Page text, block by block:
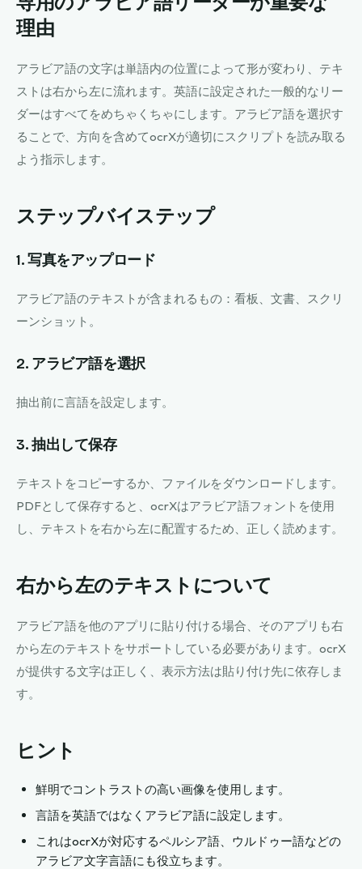
理由
アラビア語の文字は単語内の位置によって形が変わり、テキ
ストは右から左に流れます。英語に設定された一般的なリー
ダーはすべてをめちゃくちゃにします。アラビア語を選択す
ることで、方向を含めてocrXが適切にスクリプトを読み取る
よう指示します。
ステップバイステップ
1. 写真をアップロード
アラビア語のテキストが含まれるもの：看板、文書、スクリ
ーンショット。
2. アラビア語を選択
抽出前に言語を設定します。
3. 抽出して保存
テキストをコピーするか、ファイルをダウンロードします。
PDFとして保存すると、ocrXはアラビア語フォントを使用
し、テキストを右から左に配置するため、正しく読めます。
右から左のテキストについて
アラビア語を他のアプリに貼り付ける場合、そのアプリも右
から左のテキストをサポートしている必要があります。ocrX
が提供する文字は正しく、表示方法は貼り付け先に依存しま
す。
ヒント
鮮明でコントラストの高い画像を使用します。
言語を英語ではなくアラビア語に設定します。
これはocrXが対応するペルシア語、ウルドゥー語などの
アラビア文字言語にも役立ちます。